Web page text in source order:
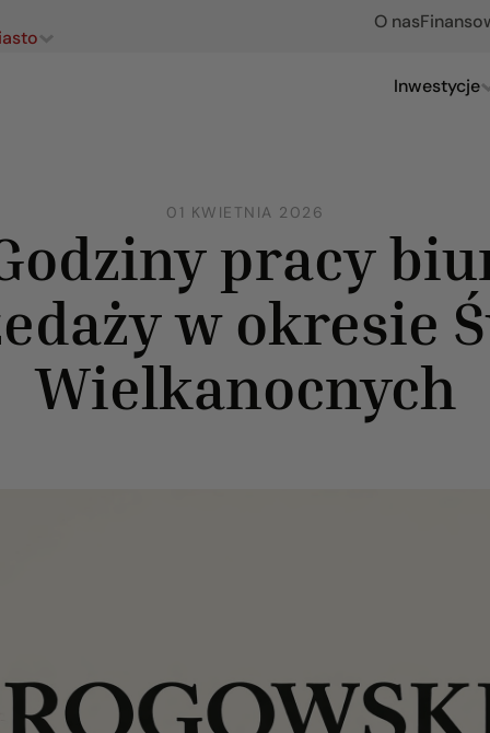
O nas
Inwestycje
01 KWIETNIA 2026
pracy
w okresie
Wielkanocnych